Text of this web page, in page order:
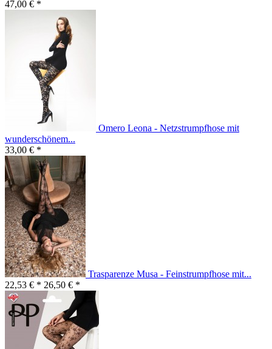
47,00 € *
Omero Leona - Netzstrumpfhose mit
wunderschönem...
33,00 € *
Trasparenze Musa - Feinstrumpfhose mit...
22,53 € * 26,50 € *